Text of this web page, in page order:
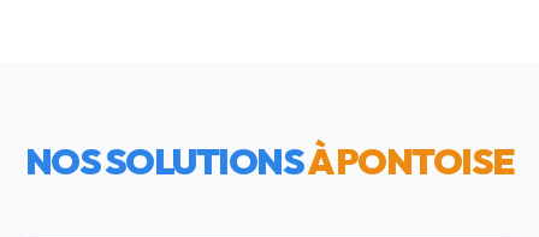
NOS SOLUTIONSÀPONTOISE